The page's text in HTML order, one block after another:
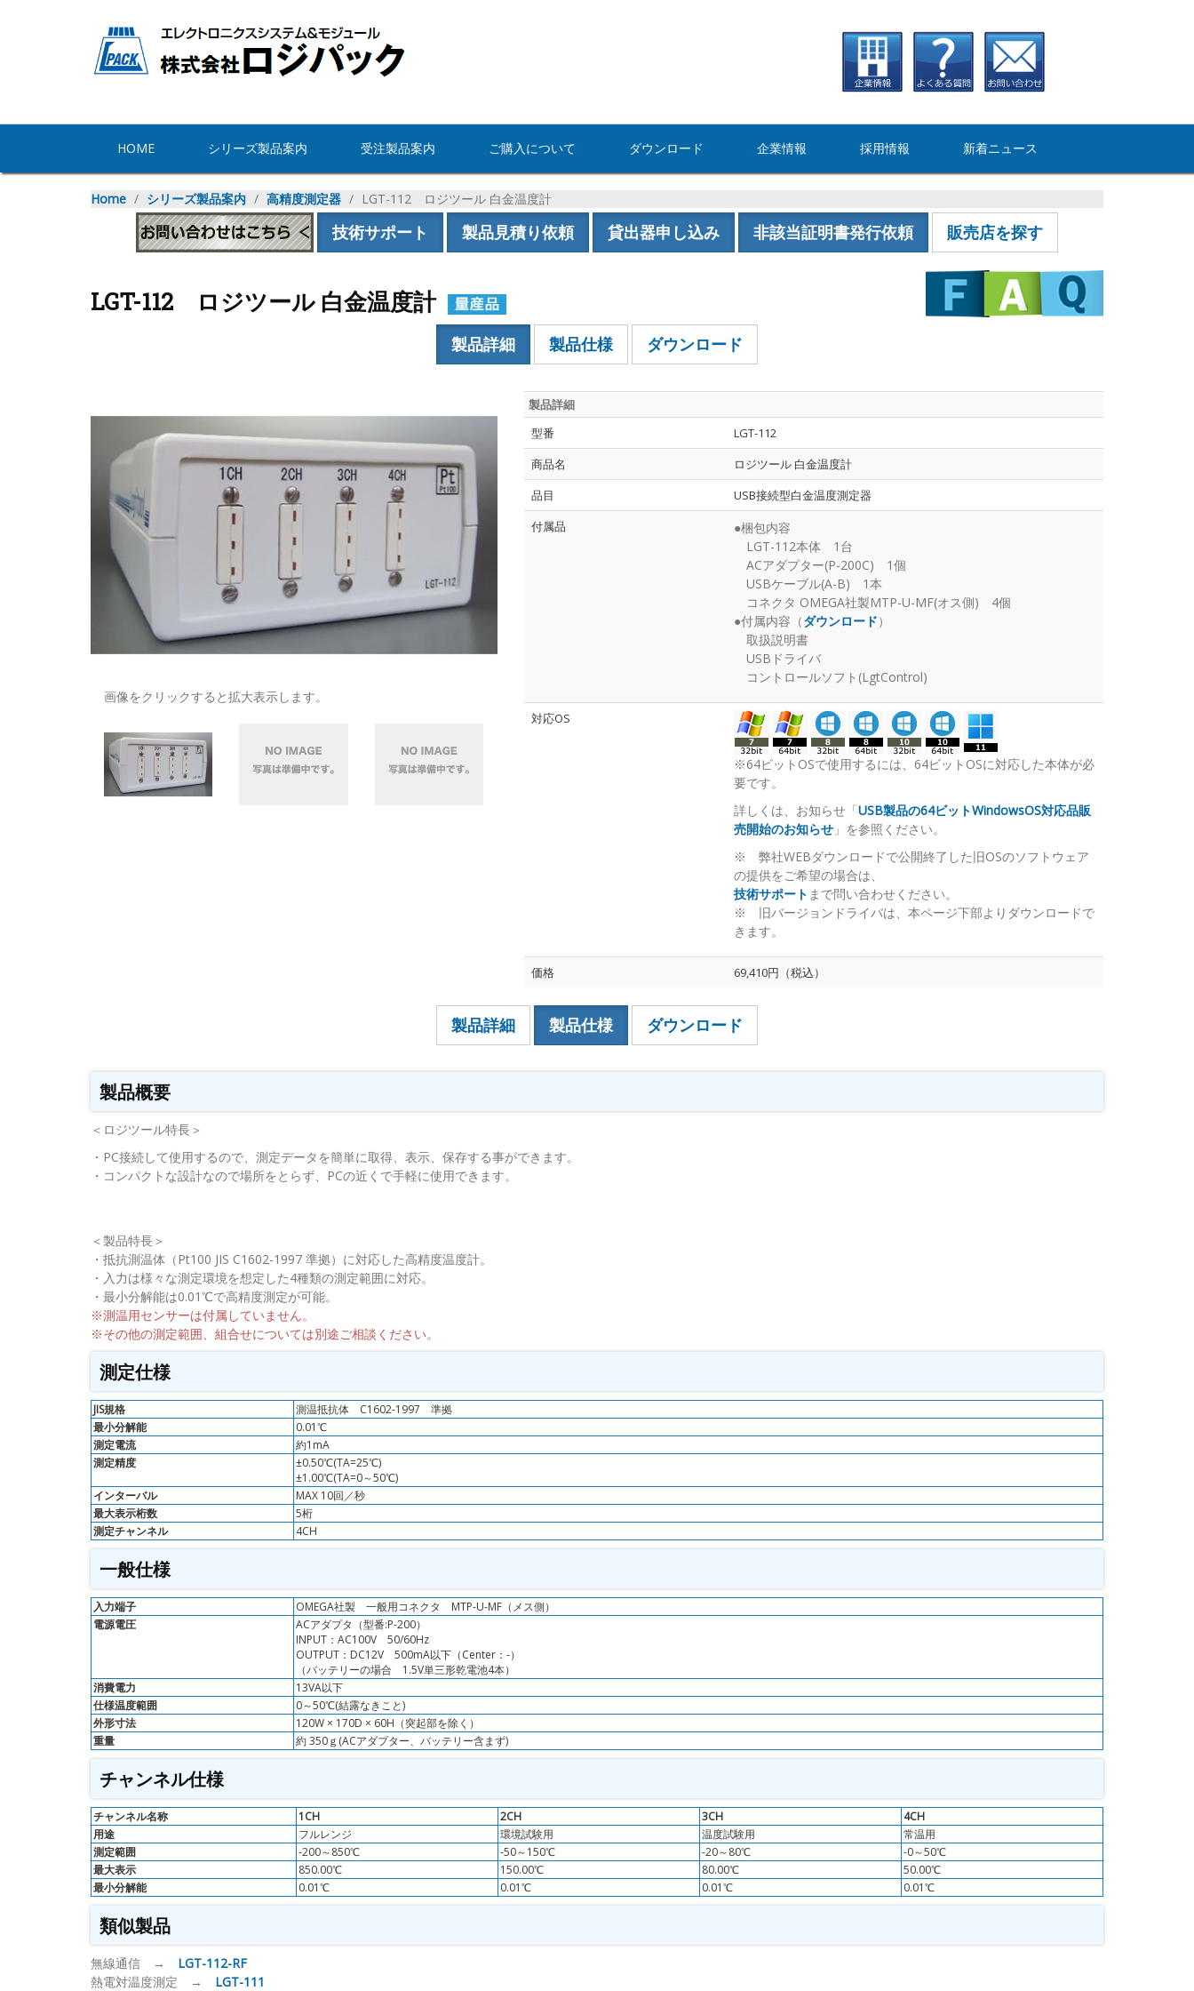
HOME シリーズ製品案内 受注製品案内 ご購入について ダウンロード 企業情報 採用情報 新着ニュース
Home ∕ シリーズ製品案内 ∕ 高精度測定器 ∕ LGT-112 ロジツール 白金温度計
技術サポート 製品見積り依頼 貸出器申し込み 非該当証明書発行依頼 販売店を探す
LGT-112 ロジツール 白金温度計
製品詳細 製品仕様 ダウンロード
製品詳細
型番
LGT-112
商品名
ロジツール 白金温度計
品目
USB接続型白金温度測定器
付属品
●梱包内容
LGT-112本体 1台
ACアダプター(P-200C) 1個
USBケーブル(A-B) 1本
コネクタ OMEGA社製MTP-U-MF(オス側) 4個
●付属内容（ダウンロード）
取扱説明書
USBドライバ
コントロールソフト(LgtControl)
対応OS
※64ビットOSで使用するには、64ビットOSに対応した本体が必
要です。
詳しくは、お知らせ「USB製品の64ビットWindowsOS対応品販
売開始のお知らせ」を参照ください。
※ 弊社WEBダウンロードで公開終了した旧OSのソフトウェア
の提供をご希望の場合は、
技術サポート まで問い合わせください。
※ 旧バージョンドライバは、本ページ下部よりダウンロードで
きます。
価格 69,410円（税込）
画像をクリックすると拡大表示します。
製品詳細 製品仕様 ダウンロード
製品概要
＜ロジツール特長＞
・PC接続して使用するので、測定データを簡単に取得、表示、保存する事ができます。
・コンパクトな設計なので場所をとらず、PCの近くで手軽に使用できます。
＜製品特長＞
・抵抗測温体（Pt100 JIS C1602-1997 準拠）に対応した高精度温度計。
・入力は様々な測定環境を想定した4種類の測定範囲に対応。
・最小分解能は0.01℃で高精度測定が可能。
※測温用センサーは付属していません。
※その他の測定範囲、組合せについては別途ご相談ください。
測定仕様
JIS規格
測温抵抗体 C1602-1997 準拠
最小分解能
0.01℃
測定電流
約1mA
測定精度
±0.50℃(TA=25℃)
±1.00℃(TA=0～50℃)
インターバル
MAX 10回／秒
最大表示桁数
5桁
測定チャンネル
4CH
一般仕様
入力端子
OMEGA社製 一般用コネクタ MTP-U-MF（メス側）
電源電圧
ACアダプタ（型番:P-200）
INPUT：AC100V 50/60Hz
OUTPUT：DC12V 500mA以下（Center：-）
（バッテリーの場合 1.5V単三形乾電池4本）
消費電力
13VA以下
仕様温度範囲
0～50℃(結露なきこと)
外形寸法
120W × 170D × 60H（突起部を除く）
重量
約 350ｇ(ACアダプター、バッテリー含まず)
チャンネル仕様
チャンネル名称 1CH 2CH 3CH
4CH
用途
フルレンジ 環境試験用 温度試験用
常温用
測定範囲
-200～850℃ -50～150℃ -20～80℃
-0～50℃
最大表示
850.00℃ 150.00℃ 80.00℃
50.00℃
最小分解能
0.01℃ 0.01℃ 0.01℃ 0.01℃
類似製品
無線通信 → LGT-112-RF
熱電対温度測定 → LGT-111